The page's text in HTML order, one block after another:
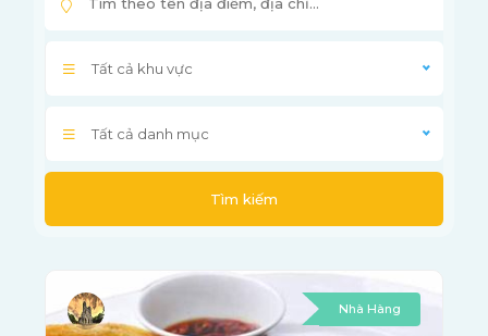
Tất cả khu vực
Tất cả danh mục
Tìm kiếm
Nhà Hàng